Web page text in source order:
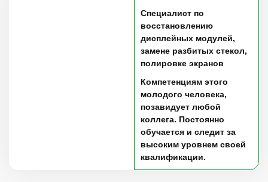
Специалист по
восстановлению
дисплейных модулей,
замене разбитых стекол,
полировке экранов
Компетенциям этого
молодого человека,
позавидует любой
коллега. Постоянно
обучается и следит за
высоким уровнем своей
квалификации.